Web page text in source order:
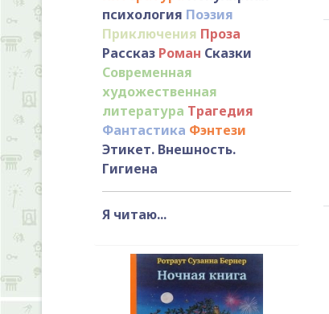
психология Поэзия
Приключения Проза
Рассказ Роман Сказки
Современная
художественная
литература Трагедия
Фантастика Фэнтези
Этикет. Внешность.
Гигиена
Я читаю...